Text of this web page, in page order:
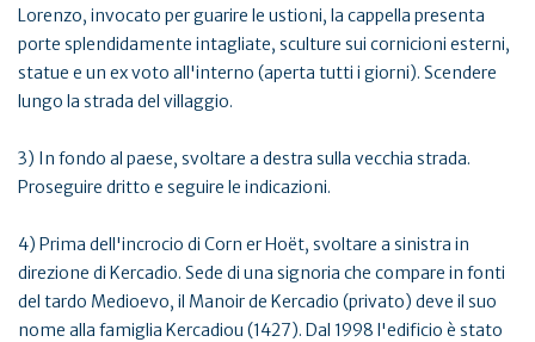
Lorenzo, invocato per guarire le ustioni, la cappella presenta
porte splendidamente intagliate, sculture sui cornicioni esterni,
statue e un ex voto all'interno (aperta tutti i giorni). Scendere
lungo la strada del villaggio.
3) In fondo al paese, svoltare a destra sulla vecchia strada.
Proseguire dritto e seguire le indicazioni.
4) Prima dell'incrocio di Corn er Hoët, svoltare a sinistra in
direzione di Kercadio. Sede di una signoria che compare in fonti
del tardo Medioevo, il Manoir de Kercadio (privato) deve il suo
nome alla famiglia Kercadiou (1427). Dal 1998 l'edificio è stato